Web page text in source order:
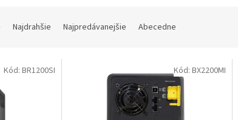
Najdrahšie Najpredávanejšie Abecedne
Kód: BR1200SI Kód: BX2200MI